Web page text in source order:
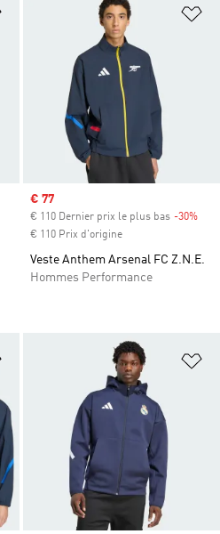
Ajouter à la Liste de produits
Prix soldé
€ 77
€ 110 Dernier prix le plus bas -30%
€ 110 Prix d'origine
Veste Anthem Arsenal FC Z.N.E.
Hommes Performance
Ajouter à la Liste de produits